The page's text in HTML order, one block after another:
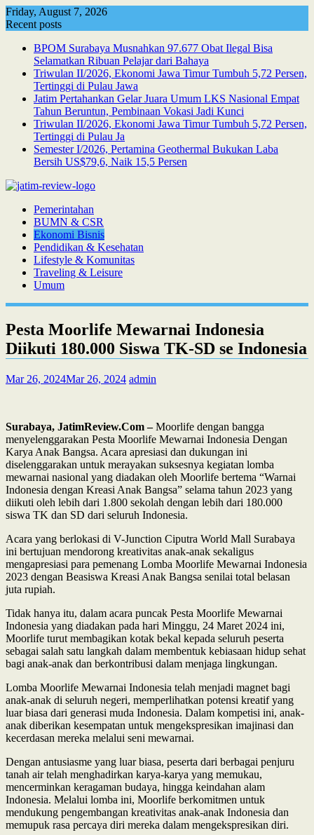
Skip
to
Friday, August 7, 2026
Recent posts
BPOM Surabaya Musnahkan 97.677 Obat Ilegal Bisa
Selamatkan Ribuan Pelajar dari Bahaya
Triwulan II/2026, Ekonomi Jawa Timur Tumbuh 5,72 Persen,
Tertinggi di Pulau Jawa
Jatim Pertahankan Gelar Juara Umum LKS Nasional Empat
Tahun Beruntun, Pembinaan Vokasi Jadi Kunci
Triwulan II/2026, Ekonomi Jawa Timur Tumbuh 5,72 Persen,
Tertinggi di Pulau Ja
Semester I/2026, Pertamina Geothermal Bukukan Laba
Bersih US$79,6, Naik 15,5 Persen
Pemerintahan
BUMN & CSR
Ekonomi Bisnis
Pendidikan & Kesehatan
Lifestyle & Komunitas
Traveling & Leisure
Umum
Pesta Moorlife Mewarnai Indonesia
Diikuti 180.000 Siswa TK-SD se Indonesia
Mar 26, 2024Mar 26, 2024 admin
Surabaya, JatimReview.Com –Moorlife dengan bangga
menyelenggarakan Pesta Moorlife Mewarnai Indonesia Dengan
Karya Anak Bangsa. Acara apresiasi dan dukungan ini
diselenggarakan untuk merayakan suksesnya kegiatan lomba
mewarnai nasional yang diadakan oleh Moorlife bertema “Warnai
Indonesia dengan Kreasi Anak Bangsa” selama tahun 2023 yang
diikuti oleh lebih dari 1.800 sekolah dengan lebih dari 180.000
siswa TK dan SD dari seluruh Indonesia.
Acara yang berlokasi di V-Junction Ciputra World Mall Surabaya
ini bertujuan mendorong kreativitas anak-anak sekaligus
mengapresiasi para pemenang Lomba Moorlife Mewarnai Indonesia
2023 dengan Beasiswa Kreasi Anak Bangsa senilai total belasan
juta rupiah.
Tidak hanya itu, dalam acara puncak Pesta Moorlife Mewarnai
Indonesia yang diadakan pada hari Minggu, 24 Maret 2024 ini,
Moorlife turut membagikan kotak bekal kepada seluruh peserta
sebagai salah satu langkah dalam membentuk kebiasaan hidup sehat
bagi anak-anak dan berkontribusi dalam menjaga lingkungan.
Lomba Moorlife Mewarnai Indonesia telah menjadi magnet bagi
anak-anak di seluruh negeri, memperlihatkan potensi kreatif yang
luar biasa dari generasi muda Indonesia. Dalam kompetisi ini, anak-
anak diberikan kesempatan untuk mengekspresikan imajinasi dan
kecerdasan mereka melalui seni mewarnai.
Dengan antusiasme yang luar biasa, peserta dari berbagai penjuru
tanah air telah menghadirkan karya-karya yang memukau,
mencerminkan keragaman budaya, hingga keindahan alam
Indonesia. Melalui lomba ini, Moorlife berkomitmen untuk
mendukung pengembangan kreativitas anak-anak Indonesia dan
memupuk rasa percaya diri mereka dalam mengekspresikan diri.